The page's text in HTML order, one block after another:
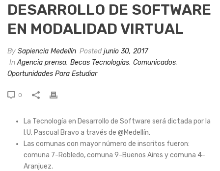
DESARROLLO DE SOFTWARE
EN MODALIDAD VIRTUAL
By Sapiencia Medellín Postedjunio 30, 2017
InAgencia prensa, Becas Tecnologías, Comunicados,
Oportunidades Para Estudiar
0
La Tecnología en Desarrollo de Software será dictada por la
I.U. Pascual Bravo a través de @Medellín.
Las comunas con mayor número de inscritos fueron:
comuna 7-Robledo, comuna 9-Buenos Aires y comuna 4-
Aranjuez.